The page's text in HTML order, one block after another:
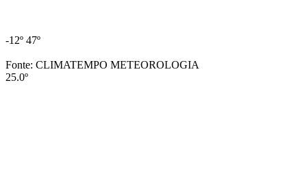
-12º 47º
Fonte: CLIMATEMPO METEOROLOGIA
25.0º